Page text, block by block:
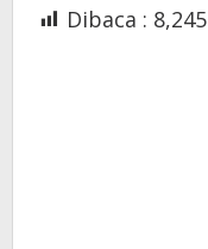
Dibaca : 8,245